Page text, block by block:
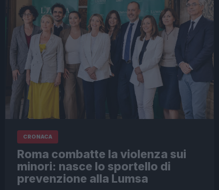
CRONACA
Roma combatte la violenza sui
minori: nasce lo sportello di
prevenzione alla Lumsa